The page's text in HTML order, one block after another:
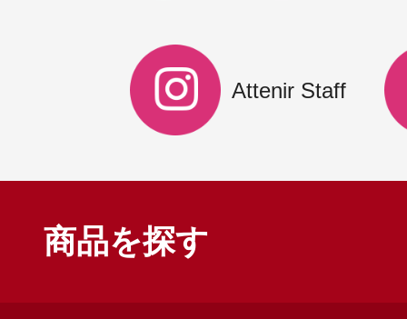
Attenir Staff
商品を探す